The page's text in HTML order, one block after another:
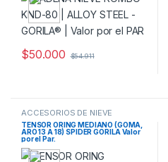
$50.000 $54.911
ACCESORIOS DE NIEVE
TENSOR ORING MEDIANO (GOMA,
ARO 13 A 18) SPIDER GORILA Valor
por el Par.